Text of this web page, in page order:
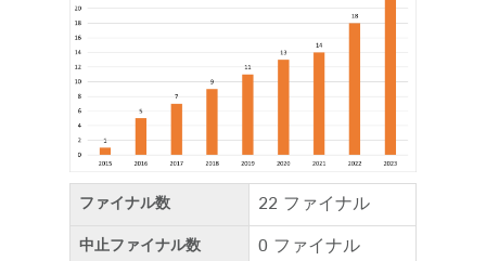
ファイナル数 22 ファイナル
中止ファイナル数 0 ファイナル